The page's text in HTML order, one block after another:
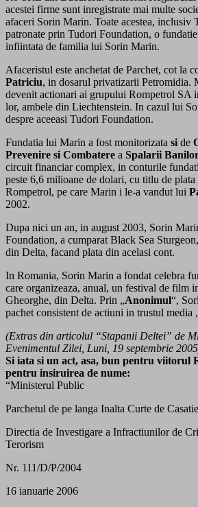
acestei firme sunt inregistrate mai multe
afaceri Sorin Marin. Toate acestea, inclusiv
patronate prin Tudori Foundation, o
infiintata de familia lui Sorin Marin.
Afaceristul este anchetat de Parchet, cot la
Patriciu, in dosarul privatizarii Petromidia.
devenit actionari ai grupului Rompetrol SA
lor, ambele din Liechtenstein. In cazul lui
despre aceeasi Tudori Foundation.
Fundatia lui Marin a fost monitorizata si de
Prevenire si Combatere a Spalarii
circuit financiar complex, in conturile
peste 6,6 milioane de dolari, cu titlu de
Rompetrol, pe care Marin i le-a vandut lui
2002.
Dupa nici un an, in august 2003, Sorin
Foundation, a cumparat Black Sea
din Delta, facand plata din acelasi cont.
In Romania, Sorin Marin a fondat celebra
care organizeaza, anual, un festival de film
Gheorghe, din Delta. Prin „Anonimul“,
pachet consistent de actiuni in trustul media
(Extras din articolul “Stapanii Deltei” de
Evenimentul Zilei, Luni, 19 septembrie
Si iata si un act, asa, bun pentru viitorul
pentru insiruirea de nume:
“Ministerul Public
Parchetul de pe langa Inalta Curte de
Directia de Investigare a Infractiunilor de
Terorism
Nr. 111/D/P/2004
16 ianuarie 2006